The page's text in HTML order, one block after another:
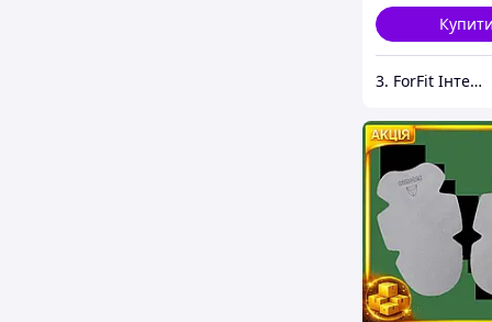
Купити
3. ForFit Інтернет-магазин спортивних товарів